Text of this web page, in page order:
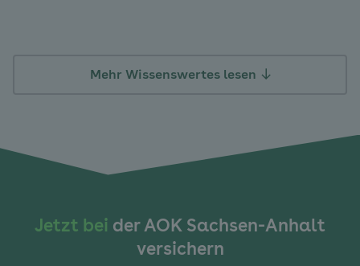
Mehr Wissenswertes lesen
Jetzt bei der AOK Sachsen-Anhalt
versichern